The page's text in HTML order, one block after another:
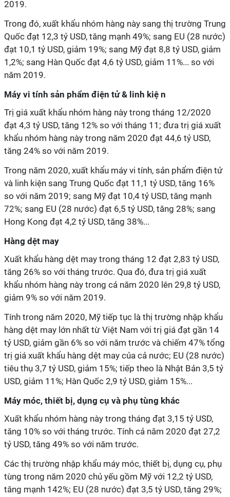
2019.
Trong đó, xuất khẩu nhóm hàng này sang thị trường Trung
Quốc đạt 12,3 tỷ USD, tăng mạnh 49%; sang EU (28 nước)
đạt 10,1 tỷ USD, giảm 19%; sang Mỹ đạt 8,8 tỷ USD, giảm
1,2%; sang Hàn Quốc đạt 4,6 tỷ USD, giảm 11%... so với
năm 2019.
Máy vi tính sản phẩm điện tử & linh kiệ n
Trị giá xuất khẩu nhóm hàng này trong tháng 12/2020
đạt 4,3 tỷ USD, tăng 12% so với tháng 11; đưa trị giá xuất
khẩu nhóm hàng này trong năm 2020 đạt 44,6 tỷ USD,
tăng 24% so với năm 2019.
Trong năm 2020, xuất khẩu máy vi tính, sản phẩm điện tử
và linh kiện sang Trung Quốc đạt 11,1 tỷ USD, tăng 16%
so với năm 2019; sang Mỹ đạt 10,4 tỷ USD, tăng mạnh
72%; sang EU (28 nước) đạt 6,5 tỷ USD, tăng 28%; sang
Hong Kong đạt 4,2 tỷ USD, tăng 38%...
Hàng dệt may
Xuất khẩu hàng dệt may trong tháng 12 đạt 2,83 tỷ USD,
tăng 26% so với tháng trước. Qua đó, đưa trị giá xuất
khẩu nhóm hàng này trong cả năm 2020 lên 29,8 tỷ USD,
giảm 9% so với năm 2019.
Tính trong năm 2020, Mỹ tiếp tục là thị trường nhập khẩu
hàng dệt may lớn nhất từ Việt Nam với trị giá đạt gần 14
tỷ USD, giảm gần 6% so với năm trước và chiếm 47% tổng
trị giá xuất khẩu hàng dệt may của cả nước; EU (28 nước)
tiêu thụ 3,7 tỷ USD, giảm 15%; tiếp theo là Nhật Bản 3,5 tỷ
USD, giảm 11%; Hàn Quốc 2,9 tỷ USD, giảm 15%...
Máy móc, thiết bị, dụng cụ và phụ tùng khác
Xuất khẩu nhóm hàng này trong tháng đạt 3,15 tỷ USD,
tăng 10% so với tháng trước. Tính cả năm 2020 đạt 27,2
tỷ USD, tăng 49% so với năm trước.
Các thị trường nhập khẩu máy móc, thiết bị, dụng cụ, phụ
tùng trong năm 2020 chủ yếu gồm Mỹ với 12,2 tỷ USD,
tăng mạnh 142%; EU (28 nước) đạt 3,5 tỷ USD, tăng 29%;